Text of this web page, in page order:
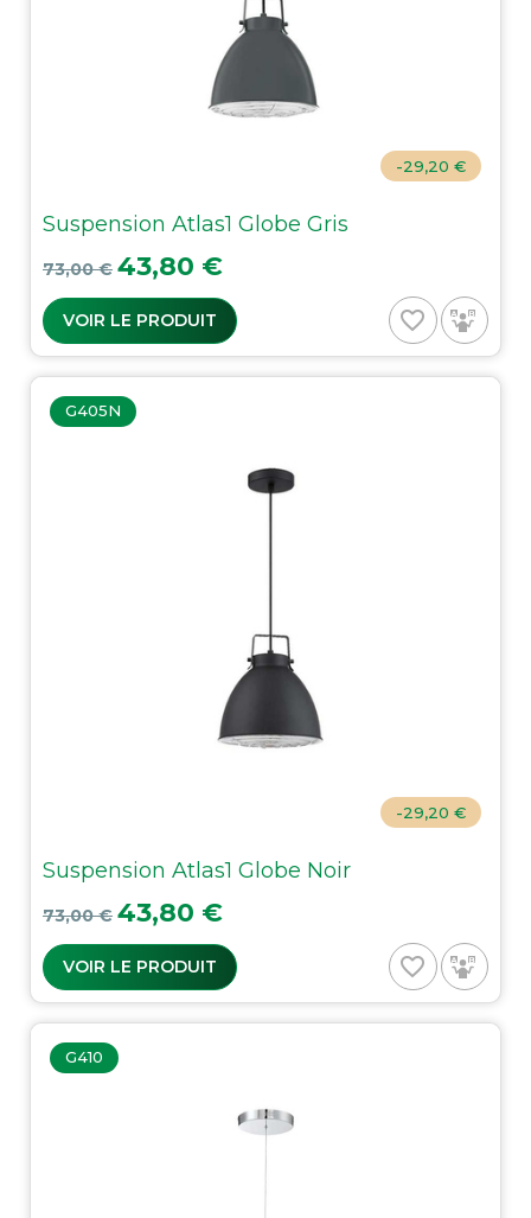
-29,20 €
Suspension Atlas1 Globe Gris
Prix de base
73,00 € Prix
43,80 €
VOIR LE PRODUIT favorite_border
G405N
-29,20 €
Suspension Atlas1 Globe Noir
Prix de base
73,00 € Prix
43,80 €
VOIR LE PRODUIT favorite_border
G410